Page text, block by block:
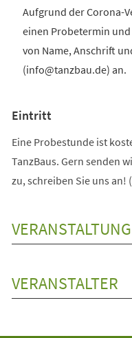
Aufgrund der Corona-
einen Probetermin
von Name, Anschrift
(info@tanzbau.de) an.
Eintritt
Eine Probestunde ist
TanzBaus. Gern senden
zu, schreiben Sie uns an!
VERANSTALTER